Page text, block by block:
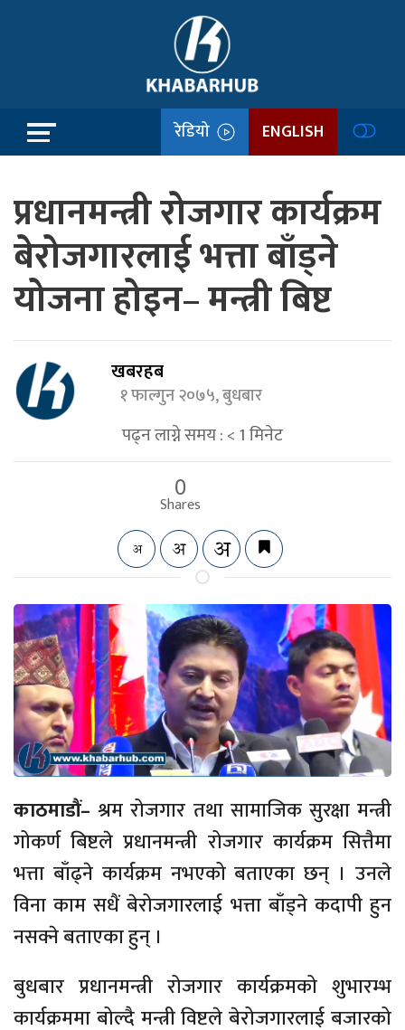
रेडियो ENGLISH
प्रधानमन्त्री रोजगार कार्यक्रम
बेरोजगारलाई भत्ता बाँड्ने
योजना होइन– मन्त्री बिष्ट
खबरहब
१ फाल्गुन २०७५, बुधबार
पढ्न लाग्ने समय :< 1मिनेट
0
Shares
काठमाडौं– श्रम रोजगार तथा सामाजिक सुरक्षा मन्त्री
गोकर्ण बिष्टले प्रधानमन्त्री रोजगार कार्यक्रम सित्तैमा
भत्ता बाँढ्ने कार्यक्रम नभएको बताएका छन् । उनले
विना काम सधैं बेरोजगारलाई भत्ता बाँड्ने कदापी हुन
नसक्ने बताएका हुन् ।
बुधबार प्रधानमन्त्री रोजगार कार्यक्रमको शुभारम्भ
कार्यक्रममा बोल्दै मन्त्री विष्टले बेरोजगारलाई बजारको